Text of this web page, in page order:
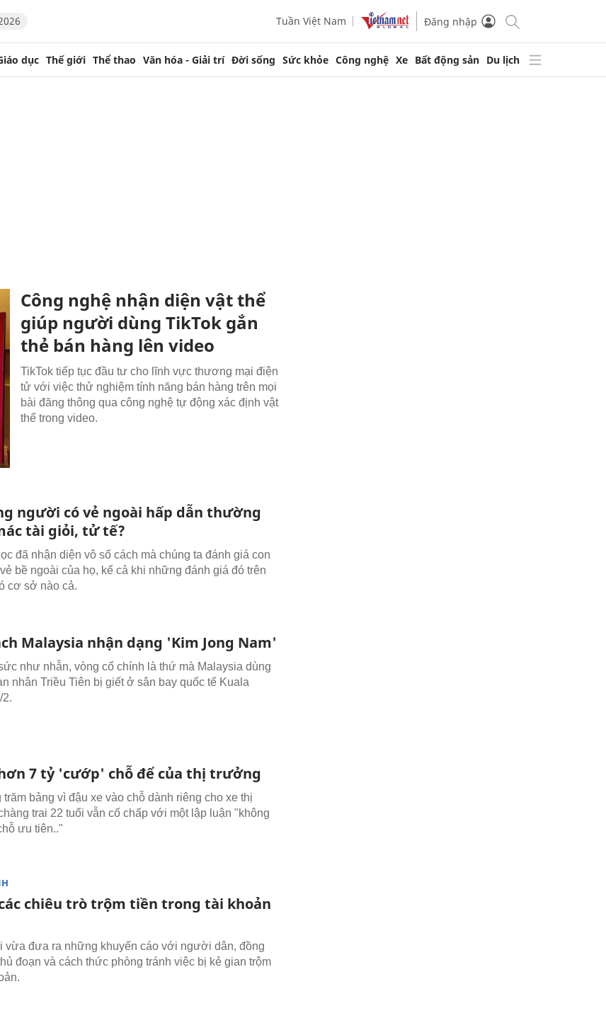
Tuần Việt Nam Đăng nhập
dục Thế giới Thể thao Văn hóa - Giải trí Đời sống Sức khỏe Công nghệ Xe Bất động sản Du lịch
Công nghệ nhận diện vật thể
giúp người dùng TikTok gắn
thẻ bán hàng lên video
TikTok tiếp tục đầu tư cho lĩnh vực thương mại điện
tử với việc thử nghiệm tính năng bán hàng trên mọi
bài đăng thông qua công nghệ tự động xác định vật
thể trong video.
người có vẻ ngoài hấp dẫn thường
tài giỏi, tử tế?
đã nhận diện vô số cách mà chúng ta đánh giá con
bề ngoài của họ, kể cả khi những đánh giá đó trên
cơ sở nào cả.
Malaysia nhận dạng 'Kim Jong Nam'
như nhẫn, vòng cổ chính là thứ mà Malaysia dùng
nhân Triều Tiên bị giết ở sân bay quốc tế Kuala
2.
7 tỷ 'cướp' chỗ để của thị trưởng
trăm bảng vì đậu xe vào chỗ dành riêng cho xe thị
trai 22 tuổi vẫn cố chấp với một lập luận "không
ưu tiên.."
chiêu trò trộm tiền trong tài khoản
vừa đưa ra những khuyến cáo với người dân, đồng
đoạn và cách thức phòng tránh việc bị kẻ gian trộm